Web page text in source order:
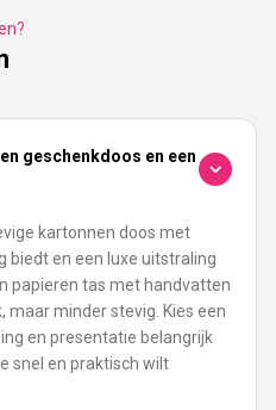
geschenkdoos en een
kartonnen doos met
biedt en een luxe uitstraling
papieren tas met handvatten
maar minder stevig. Kies een
en presentatie belangrijk
snel en praktisch wilt